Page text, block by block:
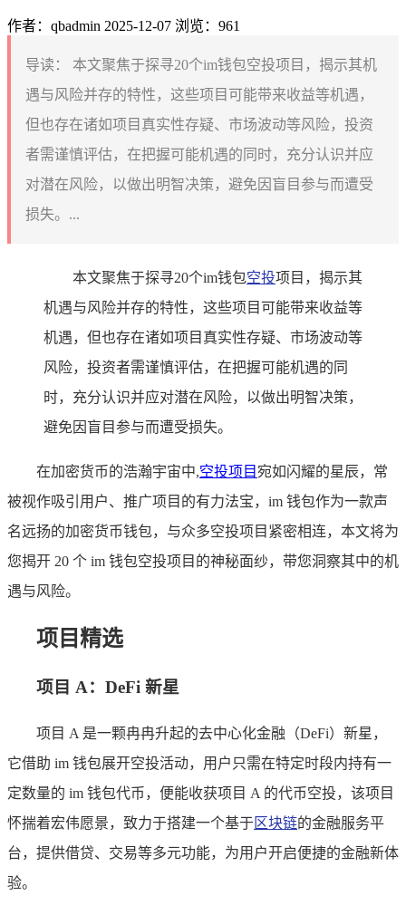
作者：qbadmin 2025-12-07 浏览：961
导读：
本文聚焦于探寻20个im钱包空投项目，揭示其机
遇与风险并存的特性，这些项目可能带来收益等机遇，
但也存在诸如项目真实性存疑、市场波动等风险，投资
者需谨慎评估，在把握可能机遇的同时，充分认识并应
对潜在风险，以做出明智决策，避免因盲目参与而遭受
损失。...
本文聚焦于探寻20个im钱包空投项目，揭示其
机遇与风险并存的特性，这些项目可能带来收益等
机遇，但也存在诸如项目真实性存疑、市场波动等
风险，投资者需谨慎评估，在把握可能机遇的同
时，充分认识并应对潜在风险，以做出明智决策，
避免因盲目参与而遭受损失。
在加密货币的浩瀚宇宙中,空投项目宛如闪耀的星辰，常
被视作吸引用户、推广项目的有力法宝，im 钱包作为一款声
名远扬的加密货币钱包，与众多空投项目紧密相连，本文将为
您揭开 20 个 im 钱包空投项目的神秘面纱，带您洞察其中的机
遇与风险。
项目精选
项目 A：DeFi 新星
项目 A 是一颗冉冉升起的去中心化金融（DeFi）新星，
它借助 im 钱包展开空投活动，用户只需在特定时段内持有一
定数量的 im 钱包代币，便能收获项目 A 的代币空投，该项目
怀揣着宏伟愿景，致力于搭建一个基于区块链的金融服务平
台，提供借贷、交易等多元功能，为用户开启便捷的金融新体
验。